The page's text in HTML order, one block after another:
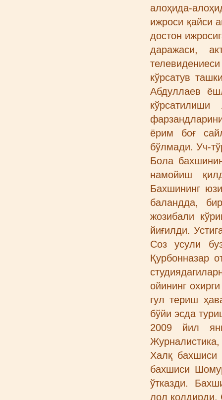
алоҳида-
ижроси қайси
достон
даражаси,
кўрсатув
Абдуллаев
ёрим боғ
бўлмади. Уч-
Бола
намойиш
Бахшининг
баландда,
жозибали
йиғилди.
Соз усули
Қурбонназар
ойининг
гул териш
бўйи эсда
2009 йил
Журналистика,
Халқ бахшиси
бахшиси
ўтказди.
лол қолдирди.